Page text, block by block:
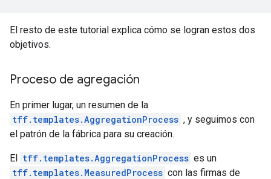
El resto de este tutorial explica cómo se logran estos dos
objetivos.
Proceso de agregación
En primer lugar, un resumen de la
tff.templates.AggregationProcess , y seguimos con
el patrón de la fábrica para su creación.
El tff.templates.AggregationProcess es un
tff.templates.MeasuredProcess con las firmas de